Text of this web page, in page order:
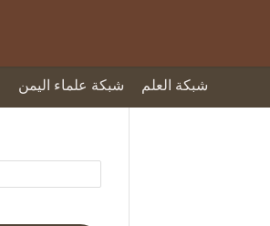
شبكة العلم شبكة علماء اليمن